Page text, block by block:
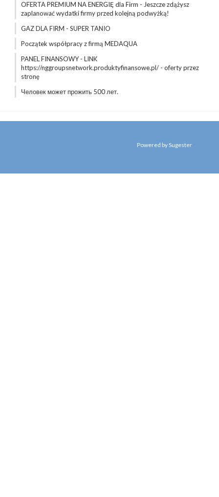
OFERTA PREMIUM NA ENERGIĘ dla Firm - Jeszcze zdążysz
zaplanować wydatki firmy przed kolejną podwyżką!
GAZ DLA FIRM - SUPER TANIO
Początek współpracy z firmą MEDAQUA
PANEL FINANSOWY - LINK
https://nggroupsnetwork.produktyfinansowe.pl/ - oferty przez
stronę
Человек может прожить 500 лет.
Powered by Sugester